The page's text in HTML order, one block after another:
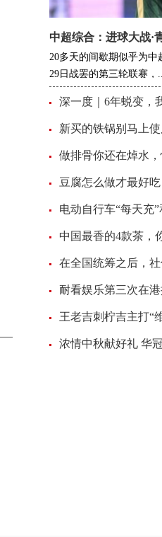
中超综合：进球大战·
20多天的间歇期似乎为中
29日战罢的第三轮联赛，
深一度｜6年蜕变，
新买的铁锅别马上
做排骨你还在焯水
豆腐怎么做才最好
电动自行车“每天充”
中国最香的4款茶，
在全国统筹之后，
耐看娱乐第三次在
王老吉刺柠吉主打“
浓情中秋献好礼 华